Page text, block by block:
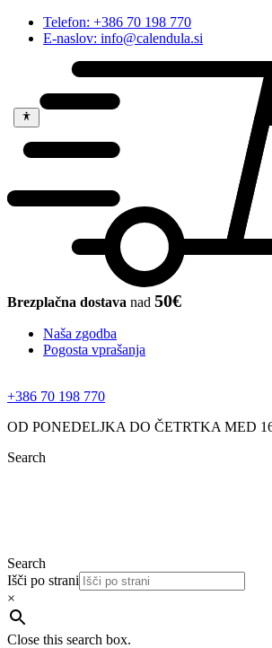
Telefon: +386 70 198 770
E-naslov: info@calendula.si
Brezplačna dostava nad 50€
Naša zgodba
Pogosta vprašanja
+386 70 198 770
OD PONEDELJKA DO ČETRTKA MED
Search
Search
Išči po strani
×
Close this search box.